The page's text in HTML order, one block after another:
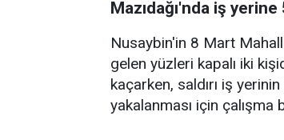
Mazıdağı'nda iş
Nusaybin'in 8 Mart
gelen yüzleri kapalı iki
kaçarken, saldırı iş
yakalanması için çalışma